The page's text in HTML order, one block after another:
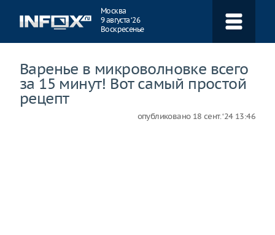
Москва
9 августа ‘26
Воскресенье
Варенье в микроволновке всего
за 15 минут! Вот самый простой
рецепт
опубликовано 18 сент. ‘24 13:46